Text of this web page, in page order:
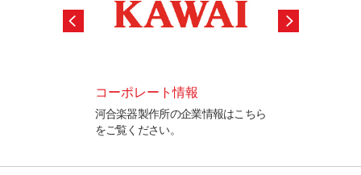
コーポレート情報
河合楽器製作所の企業情報はこちら
をご覧ください。